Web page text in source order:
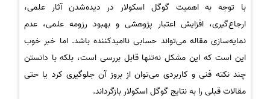
با توجه به اهمیت گوگل اسکولار در دیده‌شدن آثار علمی،
ارجاع‌گیری، افزایش اعتبار پژوهشی و بهبود رزومه علمی، عدم
نمایه‌سازی مقاله می‌تواند حسابی ناامیدکننده باشد. اما خبر خوب
این است که این مشکل نه‌تنها قابل بررسی است، بلکه با دانستن
چند نکته فنی و کاربردی می‌توان از بروز آن جلوگیری کرد یا حتی
مقالات قبلی را به نتایج گوگل اسکولار بازگرداند.